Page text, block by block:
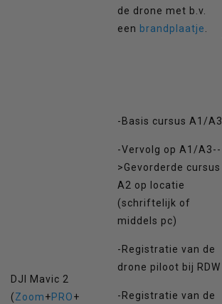
de drone met b.v.
een brandplaatje.
DJI Mavic 2
(Zoom+PRO+
-Basis cursus A1/A3
-Vervolg op A1/A3--
>Gevorderde cursus
A2 op locatie
(schriftelijk of
middels pc)
-Registratie van de
drone piloot bij RDW
-Registratie van de